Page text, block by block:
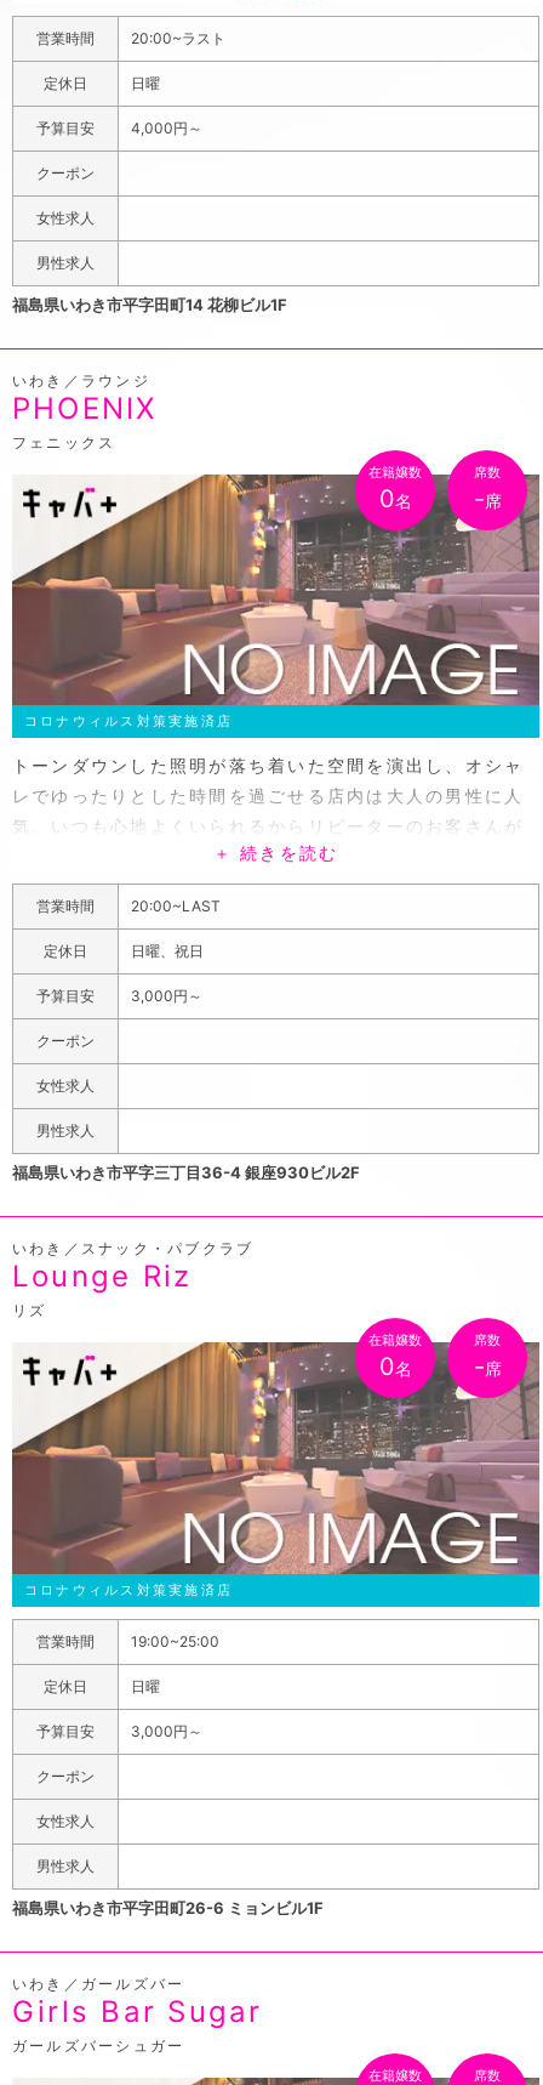
間は、ついつい時間を忘れ他愛もない話で盛り上がりお酒
に手が伸びることでしょう。ひとりでもフラッと遊びにい
けるユルイ雰囲気が人気で、カウンター席は一人飲みが大
好きなジェントルマンの特等席になってます。
営業時間 20:00~ラスト
定休日 日曜
予算目安 4,000円～
クーポン
女性求人
男性求人
福島県いわき市平字田町14 花柳ビル1F
いわき／ラウンジ
PHOENIX
フェニックス
在籍嬢数
0名
席数
-席
コロナウィルス対策実施済店
トーンダウンした照明が落ち着いた空間を演出し、オシャ
レでゆったりとした時間を過ごせる店内は大人の男性に人
気。いつも心地よくいられるからリピーターのお客さんが
多く、雰囲気が崩れることもないのでついつい足を運んで
しまうそう！お気に入りの場所で女の子と楽しく話せば、
心も満たされていい夢が見れちゃうこと間違いなし！カウ
ンター6席、テーブル3卓があり、テーブル席にはオシャレ
なカフェにあるようなふかふかのソファーがあるので、足
を伸ばしてくつろぐことができ、家に帰り着いたように解
放されます。ハウスボトルの種類が多いのが自慢で、色々
なお酒を楽しむことができるから、飲んだ事がないお酒も
気軽に試してみることができますよ！1セット60分3000円
で、氷やピッチャーなどの割り物はセット料金に含まれて
いるから、シンプルな料金でリーズナブルに楽しめるのも
＋ 続きを読む
営業時間 20:00~LAST
定休日 日曜、祝日
予算目安 3,000円～
クーポン
女性求人
男性求人
福島県いわき市平字三丁目36-4 銀座930ビル2F
いわき／スナック・パブクラブ
Lounge Riz
リズ
在籍嬢数
0名
席数
-席
コロナウィルス対策実施済店
営業時間 19:00~25:00
定休日 日曜
予算目安 3,000円～
クーポン
女性求人
男性求人
福島県いわき市平字田町26-6 ミョンビル1F
いわき／ガールズバー
Girls Bar Sugar
ガールズバーシュガー
在籍嬢数 席数